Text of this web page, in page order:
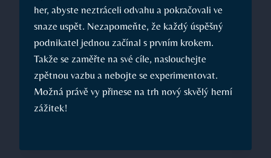
her, abyste neztráceli odvahu a pokračovali ve
snaze uspět. Nezapomeňte, že každý úspěšný
podnikatel jednou začínal s prvním krokem.
Takže se zaměřte na své cíle, naslouchejte
zpětnou vazbu a nebojte se experimentovat.
Možná právě vy přinese na trh nový skvělý herní
zážitek!